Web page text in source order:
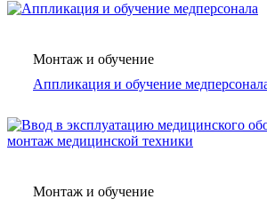
Монтаж и обучение
Аппликация и обучение
Монтаж и обучение